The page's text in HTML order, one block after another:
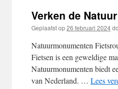
Verken de
Geplaatst op26 februari 2024
Natuurmonumenten
Fietsen is een geweldige
Natuurmonumenten biedt
van Nederland. … Lees